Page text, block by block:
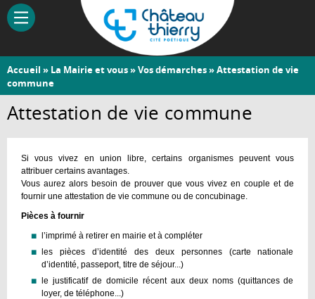
Aller
contenu
Château-
Thierry
Vous
êtes
ici
Accueil » La Mairie et vous»Vos démarches» Attestation de vie
commune
Attestation de vie commune
Si vous vivez en union libre, certains organismes peuvent vous
attribuer certains avantages.
Vous aurez alors besoin de prouver que vous vivez en couple et de
fournir une attestation de vie commune ou de concubinage.
Pièces à fournir
l’imprimé à retirer en mairie et à compléter
les pièces d’identité des deux personnes (carte nationale
d’identité, passeport, titre de séjour...)
le justificatif de domicile récent aux deux noms (quittances de
loyer, de téléphone...)